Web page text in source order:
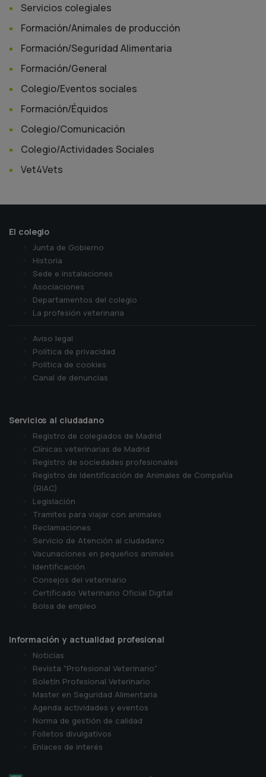
Servicios colegiales
Formación/Animales de producción
Formación/Seguridad Alimentaria
Formación/General
Colegio/Eventos sociales
Formación/Équidos
Colegio/Comunicación
Colegio/Actividades Sociales
Vet4Vets
El colegio
Junta de Gobierno
Historia
Sede e instalaciones
Asociaciones
Departamentos del colegio
La profesión veterinaria
Aviso legal
Política de privacidad
Política de cookies
Canal de denuncias
Servicios al ciudadano
Registro de colegiados de Madrid
Clínicas veterinarias de Madrid
Registro de sociedades profesionales
Registro de Identificación de Animales de Compañía
(RIAC)
Legislación
Tramites para viajar con animales
Reclamaciones
Servicio de Atención al ciudadano
Vacunaciones en pequeños animales
Identificación
Consejos del veterinario
Certificado Veterinario Oficial Digital
Bolsa de empleo
Información y actualidad profesional
Noticias
Revista "Profesional Veterinario"
Boletín Profesional Veterinario
Master en Seguridad Alimentaria
Agenda actividades y eventos
Norma de gestión de calidad
Folletos divulgativos
Enlaces de interés